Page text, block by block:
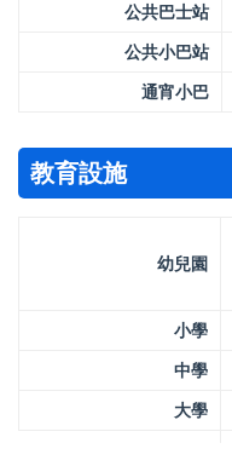
公共巴士站
公共小巴站
通宵小巴
教育設施
幼兒園
小學
中學
大學